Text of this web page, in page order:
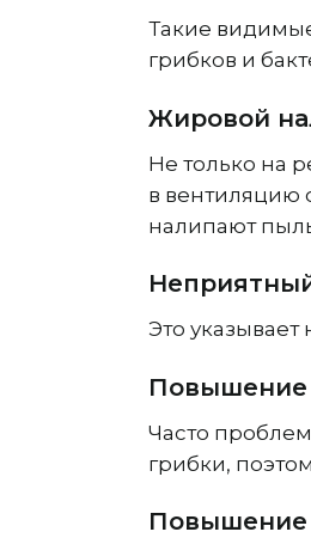
Такие
грибков и
Жировой
Не только на
в вентиляцию
налипают
Это
Повышение
Часто
грибки,
Повышение